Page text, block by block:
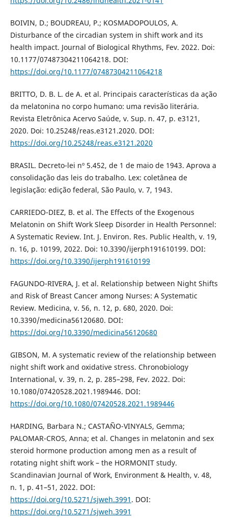
BOIVIN, D.; BOUDREAU, P.; KOSMADOPOULOS, A.
Disturbance of the circadian system in shift work and its
health impact. Journal of Biological Rhythms, Fev. 2022. Doi:
10.1177/07487304211064218. DOI:
https://doi.org/10.1177/07487304211064218
BRITTO, D. B. L. de A. et al. Principais características da ação
da melatonina no corpo humano: uma revisão literária.
Revista Eletrônica Acervo Saúde, v. Sup. n. 47, p. e3121,
2020. Doi: 10.25248/reas.e3121.2020. DOI:
https://doi.org/10.25248/reas.e3121.2020
BRASIL. Decreto-lei nº 5.452, de 1 de maio de 1943. Aprova a
consolidação das leis do trabalho. Lex: coletânea de
legislação: edição federal, São Paulo, v. 7, 1943.
CARRIEDO-DIEZ, B. et al. The Effects of the Exogenous
Melatonin on Shift Work Sleep Disorder in Health Personnel:
A Systematic Review. Int. J. Environ. Res. Public Health, v. 19,
n. 16, p. 10199, 2022. Doi: 10.3390/ijerph191610199. DOI:
https://doi.org/10.3390/ijerph191610199
FAGUNDO-RIVERA, J. et al. Relationship between Night Shifts
and Risk of Breast Cancer among Nurses: A Systematic
Review. Medicina, v. 56, n. 12, p. 680, 2020. Doi:
10.3390/medicina56120680. DOI:
https://doi.org/10.3390/medicina56120680
GIBSON, M. A systematic review of the relationship between
night shift work and oxidative stress. Chronobiology
International, v. 39, n. 2, p. 285–298, Fev. 2022. Doi:
10.1080/07420528.2021.1989446. DOI:
https://doi.org/10.1080/07420528.2021.1989446
HARDING, Barbara N.; CASTAÑO-VINYALS, Gemma;
PALOMAR-CROS, Anna; et al. Changes in melatonin and sex
steroid hormone production among men as a result of
rotating night shift work – the HORMONIT study.
Scandinavian Journal of Work, Environment & Health, v. 48,
n. 1, p. 41–51, 2022. DOI:
https://doi.org/10.5271/sjweh.3991 . DOI:
https://doi.org/10.5271/sjweh.3991